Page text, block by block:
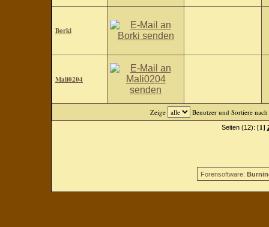
Borki
Mali0204
Zeige Benutzer und Sortiere nach
Seiten (12): [1]
Forensoftware: